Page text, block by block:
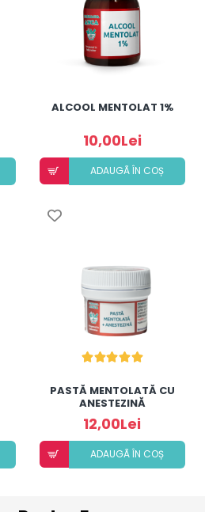
ALCOOL MENTOLAT 1%
10,00Lei
ADAUGÃ ÎN COȘ
PASTĂ MENTOLATĂ CU
ANESTEZINĂ
12,00Lei
ADAUGÃ ÎN COȘ